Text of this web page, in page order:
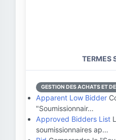
TERMES
GESTION DES ACHATS ET
Apparent Low Bidder
"Soumissionnair…
Approved Bidders List
soumissionnaires ap…